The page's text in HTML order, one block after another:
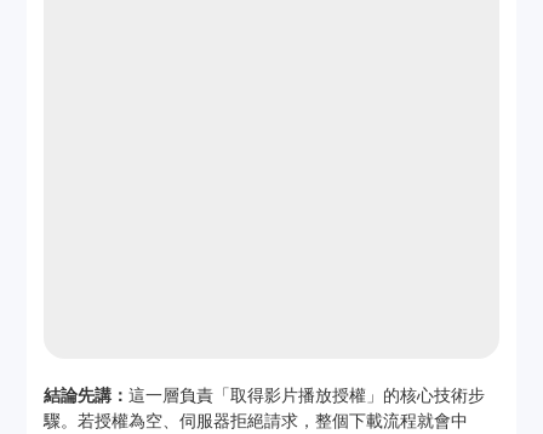
結論先講：這一層負責「取得影片播放授權」的核心技術步
驟。若授權為空、伺服器拒絕請求，整個下載流程就會中